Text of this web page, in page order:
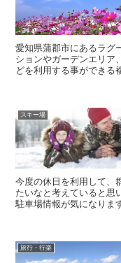
愛知県蒲郡市にあるラグ
ションやガーデンエリア
どを利用する事ができる
スキー場
今度の休日を利用して、
たいなと考えていると思
駐車場情報が気になりま
旅行・行楽